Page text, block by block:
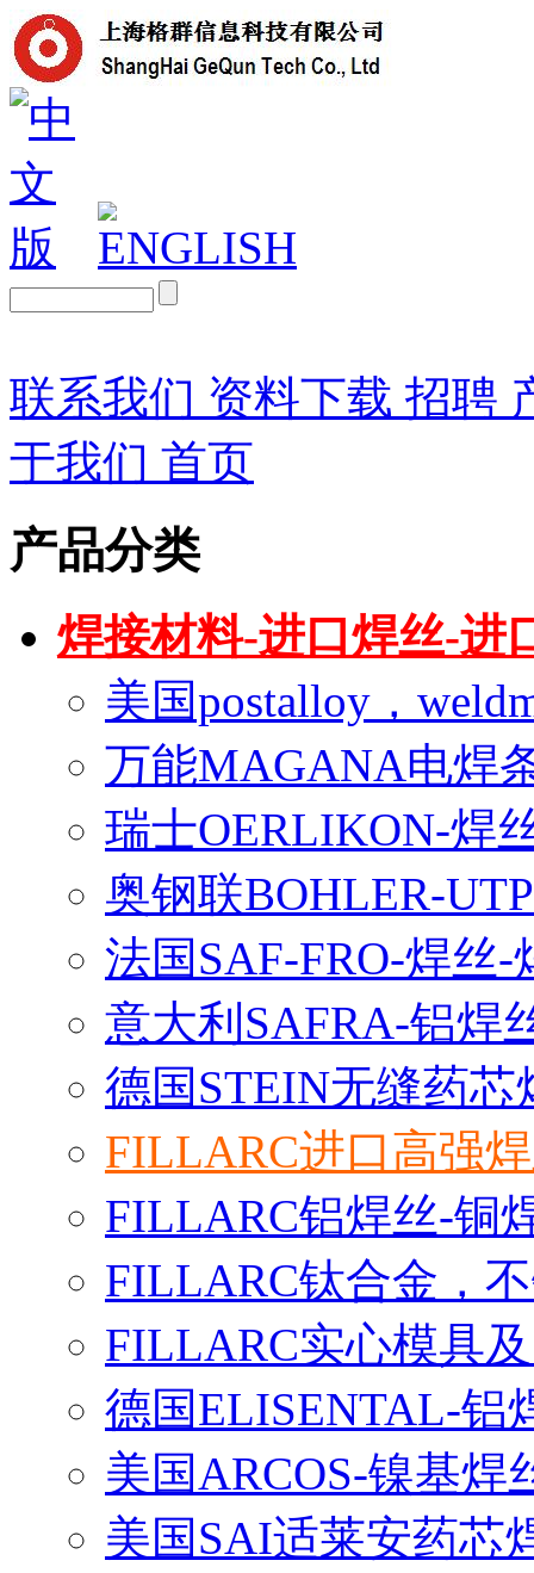
联系我们 资料下载 招聘
于我们 首页
产品分类
焊接材料-进口焊丝-进
美国postalloy，
万能MAGANA电焊
瑞士OERLIKON-焊
奥钢联BOHLER-
法国SAF-FRO-焊丝-
意大利SAFRA-铝焊
德国STEIN无缝药芯
FILLARC进口高强
FILLARC铝焊丝-铜
FILLARC钛合金，
FILLARC实心模具
德国ELISENTAL-铝
美国ARCOS-镍基焊
美国SAI适莱安药芯